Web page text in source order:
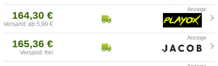
164,30 €
Versand: ab 5,99 €
165,36 €
Versand: frei